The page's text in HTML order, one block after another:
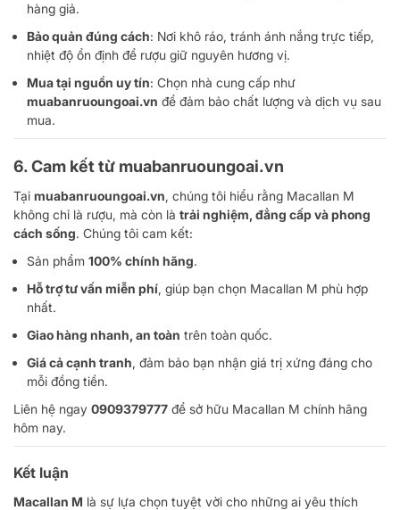
hàng giả.
Bảo quản đúng cách: Nơi khô ráo, tránh ánh nắng trực tiếp,
nhiệt độ ổn định để rượu giữ nguyên hương vị.
Mua tại nguồn uy tín: Chọn nhà cung cấp như
muabanruoungoai.vn để đảm bảo chất lượng và dịch vụ sau
mua.
6. Cam kết từ muabanruoungoai.vn
Tại muabanruoungoai.vn, chúng tôi hiểu rằng Macallan M
không chỉ là rượu, mà còn là trải nghiệm, đẳng cấp và phong
cách sống. Chúng tôi cam kết:
Sản phẩm 100% chính hãng.
Hỗ trợ tư vấn miễn phí, giúp bạn chọn Macallan M phù hợp
nhất.
Giao hàng nhanh, an toàn trên toàn quốc.
Giá cả cạnh tranh, đảm bảo bạn nhận giá trị xứng đáng cho
mỗi đồng tiền.
Liên hệ ngay 0909379777 để sở hữu Macallan M chính hãng
hôm nay.
Kết luận
Macallan M là sự lựa chọn tuyệt vời cho những ai yêu thích